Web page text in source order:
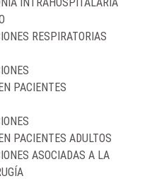
RESPIRATORIAS
PACIENTES
PACIENTES ADULTOS
ASOCIADAS A LA